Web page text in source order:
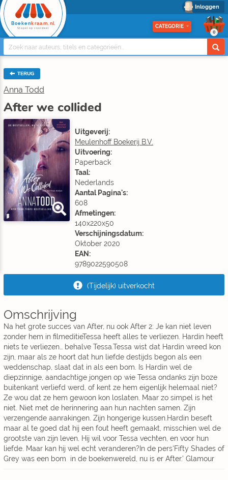
Inloggen
Boeken kraam.nl
Stapel op voordeel CATEGORIE
0
TERUG
Anna Todd
After we collided
Uitgeverij:
Meulenhoff Boekerij B.V.
Uitvoering:
Paperback
Taal:
Nederlands
Aantal Pagina's:
608
Afmetingen:
140x220x50
Verschijningsdatum:
Oktober 2020
EAN:
9789022590508
(Tijdelijk) uitverkocht
Omschrijving
Na het grote succes van After, nu ook After 2: Je kan niet leven
zonder hem in filmeditieTessa heeft alles te verliezen. Hardin heeft
niets te verliezen… behalve Tessa.Tessa wist dat Hardin wreed kon
zijn, maar als ze hoort dat hun liefde destijds begon als een
weddenschap, slaat dat in als een bom. Is Hardin wel de
diepzinnige, aandachtige jongen op wie Tessa ondanks zijn boze
buitenkant verliefd werd, of kent ze hem eigenlijk helemaal niet?
Ze wou dat ze hem gewoon kon loslaten. Maar zo simpel is het
niet. Niet met de herinnering aan hun nachten samen. Zijn
verzengende aanrakingen. Zijn hongerige kussen.Hardin beseft
maar al te goed dat hij een fout heeft gemaakt, misschien wel de
grootste van zijn leven. Hij wil voor Tessa vechten, en voor hun
liefde. Maar kan hij wel echt veranderen?In de pers‘Fifty Shades of
Grey was een bom in de boekenwereld, nu is er After.’ Glamour